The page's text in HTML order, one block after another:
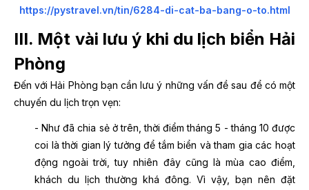
https://pystravel.vn/tin/6284-di-cat-ba-bang-o-to.html
III. Một vài lưu ý khi du lịch biển Hải
Phòng
Đến với Hải Phòng bạn cần lưu ý những vấn đề sau để có một
chuyến du lịch trọn vẹn:
- Như đã chia sẻ ở trên, thời điểm tháng 5 - tháng 10 được
coi là thời gian lý tưởng để tắm biển và tham gia các hoạt
động ngoài trời, tuy nhiên đây cũng là mùa cao điểm,
khách du lịch thường khá đông. Vì vậy, bạn nên đặt